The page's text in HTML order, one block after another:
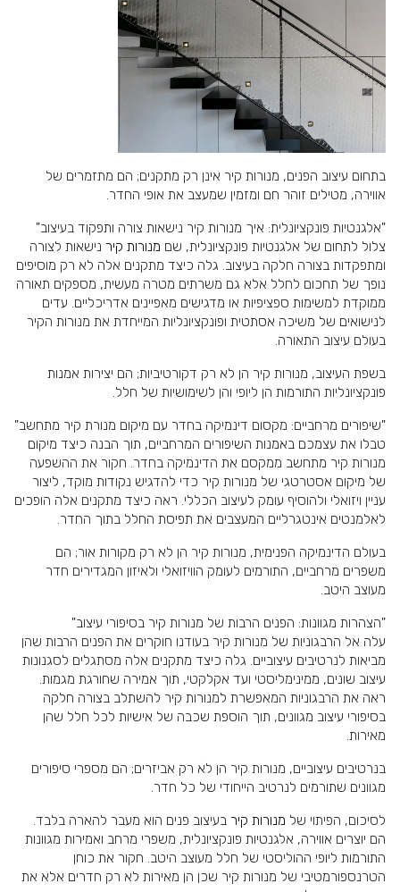
בתחום עיצוב הפנים, מנורות קיר אינן רק מתקנים; הם מתזמרים של
אווירה, מטילים זוהר חם ומזמין שמעצב את אופי החדר.
"אלגנטיות פונקציונלית: איך מנורות קיר נישאות צורה ותפקוד בעיצוב"
צלול לתחום של אלגנטיות פונקציונלית, שם מנורות קיר נישאות לצורה
ומתפקדות בצורה חלקה בעיצוב. גלה כיצד מתקנים אלה לא רק מוסיפים
נופך של תחכום לחלל אלא גם משרתים מטרה מעשית, מספקים תאורה
ממוקדת למשימות ספציפיות או מדגישים מאפיינים אדריכליים. עדים
לנישואים של משיכה אסתטית ופונקציונליות המייחדת את מנורות הקיר
בעולם עיצוב התאורה.
בשפת העיצוב, מנורות קיר הן לא רק דקורטיביות; הם יצירות אמנות
פונקציונליות התורמות הן ליופי והן לשימושיות של חלל.
"שיפורים מרחביים: מקסום דינמיקה בחדר עם מיקום מנורת קיר מתחשב"
טבלו את עצמכם באמנות השיפורים המרחביים, תוך הבנה כיצד מיקום
מנורות קיר מתחשב ממקסם את הדינמיקה בחדר. חקור את ההשפעה
של מיקום אסטרטגי של מנורות קיר כדי להדגיש נקודות מוקד, ליצור
עניין ויזואלי ולהוסיף עומק לעיצוב הכללי. ראה כיצד מתקנים אלה הופכים
לאלמנטים אינטגרליים המעצבים את תפיסת החלל בתוך החדר.
בעולם הדינמיקה הפנימית, מנורות קיר הן לא רק מקורות אור; הם
משפרים מרחביים, התורמים לעומק הוויזואלי ולאיזון המגדירים חדר
מעוצב היטב.
"הצהרות מגוונות: הפנים הרבות של מנורות קיר בסיפורי עיצוב"
עלה אל הרבגוניות של מנורות קיר בעודנו חוקרים את הפנים הרבות שהן
מביאות לנרטיבים עיצוביים. גלה כיצד מתקנים אלה מסתגלים לסגנונות
עיצוב שונים, ממינימליסטי ועד אקלקטי, תוך אמירה שחורגת מגמות.
ראה את הרבגוניות המאפשרת למנורות קיר להשתלב בצורה חלקה
בסיפורי עיצוב מגוונים, תוך הוספת שכבה של אישיות לכל חלל שהן
מאירות.
בנרטיבים עיצוביים, מנורות קיר הן לא רק אביזרים; הם מספרי סיפורים
מגוונים שתורמים לנרטיב הייחודי של כל חדר.
לסיכום, הפיתוי של מנורות קיר בעיצוב פנים הוא מעבר להארה בלבד.
הם יוצרים אווירה, אלגנטיות פונקציונלית, משפרי מרחב ואמירות מגוונות
התורמות ליופי ההוליסטי של חלל מעוצב היטב. חקור את כוחן
הטרנספורמטיבי של מנורות קיר שכן הן מאירות לא רק חדרים אלא את